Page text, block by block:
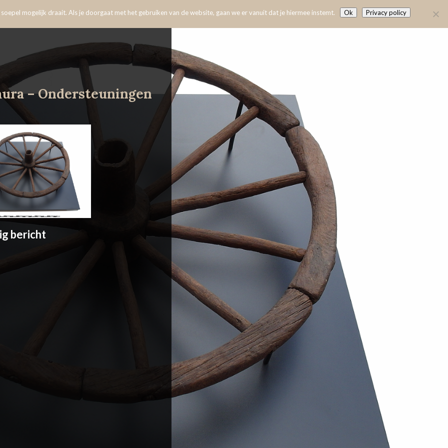
– Ondersteuningen
bericht
mogelijk draait. Als je doorgaat met het gebruiken van de website, gaan we er vanuit dat je hiermee instemt. Ok Privacy policy